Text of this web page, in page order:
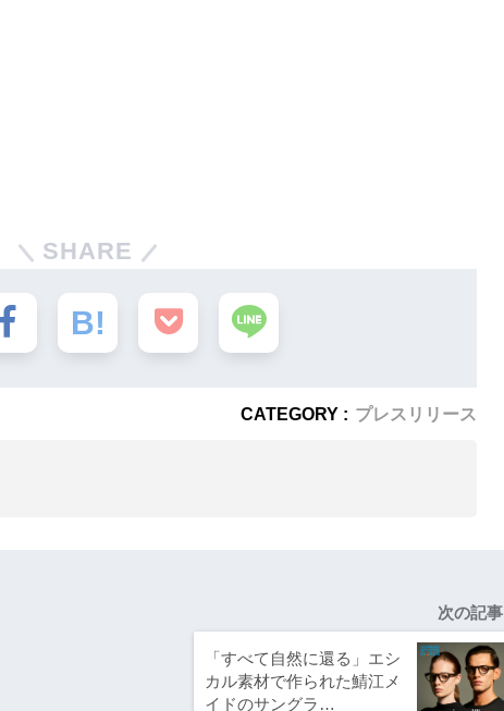
SHARE
CATEGORY : プレスリリース
次の記事
「すべて⾃然に還る」エシ
カル素材で作られた鯖江メ
イドのサングラ…